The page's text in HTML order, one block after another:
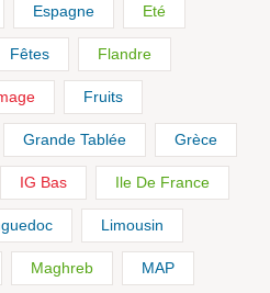
Espagne Eté
Fêtes Flandre
Fruits
Grande Tablée Grèce
IG Bas Ile De France
Limousin
Maghreb MAP